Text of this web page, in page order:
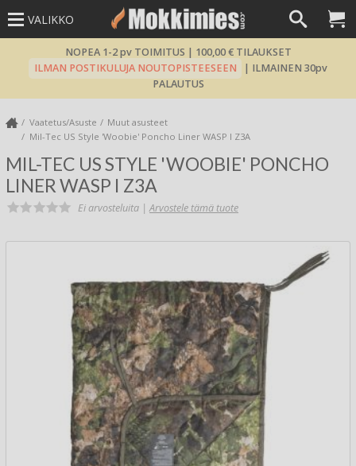
VALIKKO
NOPEA 1-2 pv TOIMITUS | 100,00 € TILAUKSET
ILMAN POSTIKULUJA NOUTOPISTEESEEN
| ILMAINEN 30pv
PALAUTUS
Vaatetus/Asuste
Muut asusteet
Mil-Tec US Style 'Woobie' Poncho Liner WASP I Z3A
MIL-TEC US STYLE 'WOOBIE' PONCHO
LINER WASP I Z3A
Ei arvosteluita |Arvostele tämä tuote